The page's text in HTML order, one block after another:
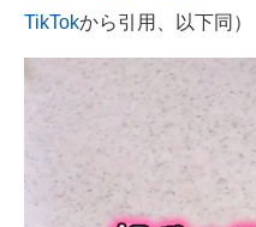
TikTokから引用、以下同）